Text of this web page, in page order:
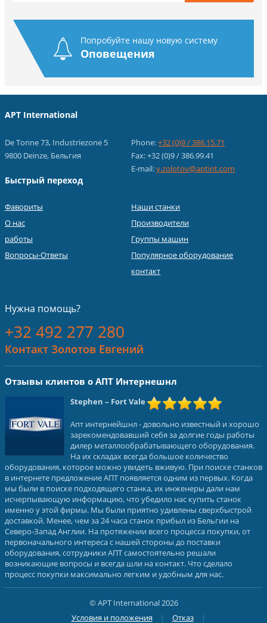
Попробуйте нашу новую систему
Оповещения
APT International
De Tonne 73, Industriezone 5
9800 Deinze, Бельгия
Phone:+32 (0)9 / 386.15.71
Fax: +32 (0)9 / 386.99.41
E-mail:y.zolotov@aptint.com
Быстрый переход
Фавориты
О нас
работы
Вопросы-Ответы
Наши станки
Производители
Группы машин
Популярное оборудование
контакт
Нужна помощь?
+32 492 277 280
Контакт Золотов Евгений
Отзывы клинтов о АПТ Интернешнл
Stephen – Fort Vale
Апт интернейшнл - довольно известный и хорошо
зарекомендовавший себя за долгие годы работы
дилер металлообрабатывающего оборудования.
На их складах всегда большое количество
оборудования, которое можно увидеть вживую. При поиске станков
в интернете предложение АПТ появляется одним из первых. Когда
мы были в поиске подходящего станка, их инженеры дали нам
исчерпывающую информацию, что убедило нас купить станок
именно у этой фирмы. Мы были приятно удивлены сверхбыстрой
доставкой. Менее, чем за 24 часа станок прибыл из Бельгии на
Северо-Запад Англии. На протяжении всего процесса покупки, от
первоначального интереса с нашей стороны до поставки
оборудования, сотрудники АПТ самостоятельно решали
возникающие вопросы и всегда шли на контакт. Что сделало
процесс покупки максимально легким и удобным для нас.
© APT International 2026
Условия и положения
Отказ